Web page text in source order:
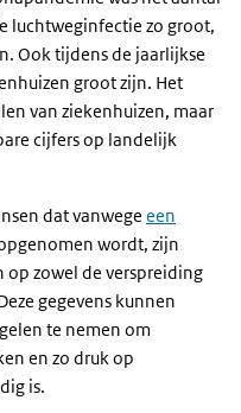
luchtweginfectie zo groot,
Ook tijdens de jaarlijkse
groot zijn. Het
van ziekenhuizen, maar
cijfers op landelijk
dat vanwege een
wordt, zijn
zowel de verspreiding
gegevens kunnen
te nemen om
en zo druk op
is.